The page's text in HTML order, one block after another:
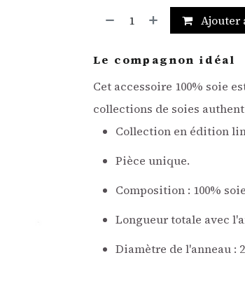
Ajouter
Le compagnon idéal
Cet accessoire 100% soie
collections de soies
Collection en édition
Pièce unique.
Composition : 100%
Longueur totale avec
Diamètre de l'anneau :